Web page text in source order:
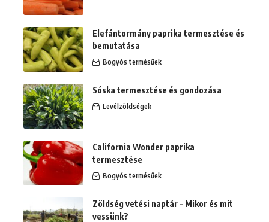
Elefántormány paprika termesztése és
bemutatása
Bogyós termésűek
Sóska termesztése és gondozása
Levélzöldségek
California Wonder paprika
termesztése
Bogyós termésűek
Zöldség vetési naptár – Mikor és mit
vessünk?